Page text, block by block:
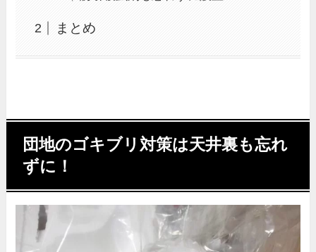
まとめ
団地のゴキブリ対策は天井裏も忘れ
ずに！